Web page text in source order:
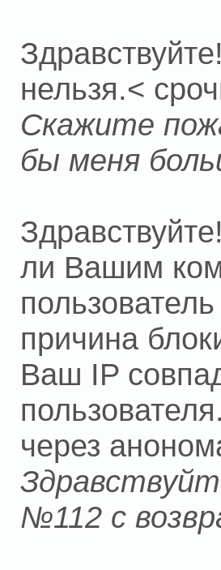
нельзя.<
Скажите
бы меня
ли Вашим
причина
Ваш IP
через
№112 с